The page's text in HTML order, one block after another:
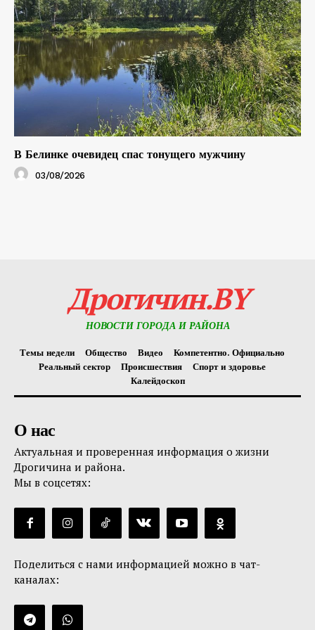
В Белинке очевидец спас тонущего мужчину
03/08/2026
Дрогичин.BY
НОВОСТИ ГОРОДА И РАЙОНА
Темы недели Общество Видео
Компетентно. Официально
Реальный сектор
Происшествия
Спорт и здоровье
Калейдоскоп
О нас
Актуальная и проверенная информация о жизни
Дрогичина и района.
Мы в соцсетях:
Поделиться с нами информацией можно в чат-
каналах: